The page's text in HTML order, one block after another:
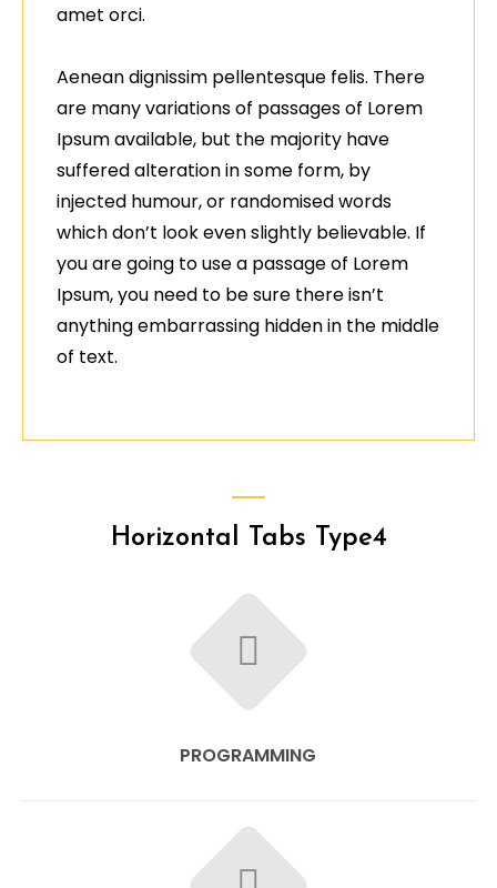
amet orci.
Aenean dignissim pellentesque felis. There
are many variations of passages of Lorem
Ipsum available, but the majority have
suffered alteration in some form, by
injected humour, or randomised words
which don’t look even slightly believable. If
you are going to use a passage of Lorem
Ipsum, you need to be sure there isn’t
anything embarrassing hidden in the middle
of text.
Horizontal Tabs Type4
PROGRAMMING